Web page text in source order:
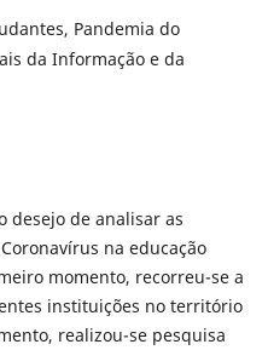
Pandemia do
da Informação e da
desejo de analisar as
na educação
momento, recorreu-se a
instituições no território
realizou-se pesquisa